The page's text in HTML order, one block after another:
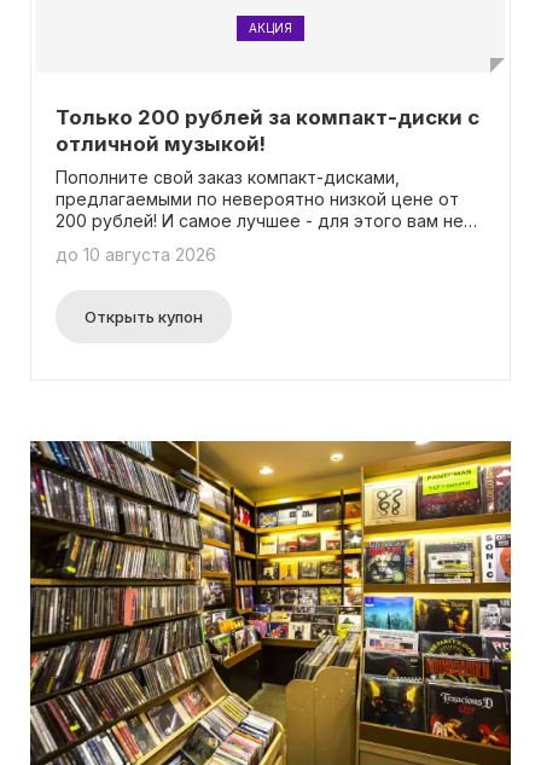
АКЦИЯ
Только 200 рублей за компакт-диски с
отличной музыкой!
Пополните свой заказ компакт-дисками,
предлагаемыми по невероятно низкой цене от
200 рублей! И самое лучшее - для этого вам не
Приобретайте любимую музыку по выгодной
качеством звука в формате компакт-диска. Это
отличный способ расширить вашу аудио-
предложениями на компакт-дисках!
до 10 августа 2026
Открыть купон